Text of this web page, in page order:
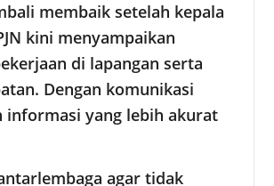
membaik setelah kepala
kini menyampaikan
di lapangan serta
Dengan komunikasi
informasi yang lebih akurat
agar tidak